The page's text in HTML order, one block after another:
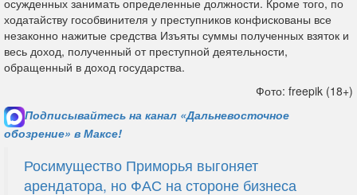
ходатайству гособвинителя у преступников конфискованы все
незаконно нажитые средства Изъяты суммы полученных взяток и
весь доход, полученный от преступной деятельности,
обращенный в доход государства.
Фото: freepik (18+)
Подписывайтесь на канал «Дальневосточное
обозрение» в Максе!
Росимущество Приморья выгоняет
арендатора, но ФАС на стороне бизнеса